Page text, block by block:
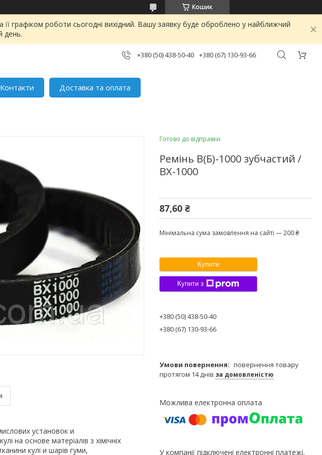
Кошик
графіком роботи сьогодні вихідний. Вашу заявку буде оброблено у найближчий
день.
+380 (50) 438-50-40 +380 (67) 130-93-66
Контакти Доставка та оплата
установок и
на основе матеріалів з хімічніх
кулі и шарів гуми,
Готово до відправки
Ремінь В(Б)-1000 зубчастий /
BX-1000
87,60 ₴
Мінімальна сума замовлення на сайті — 200 ₴
Купити
Купити з
+380 (50) 438-50-40
+380 (67) 130-93-66
повернення товару
протягом 14 днів за домовленістю
У компанії підключені електронні платежі.